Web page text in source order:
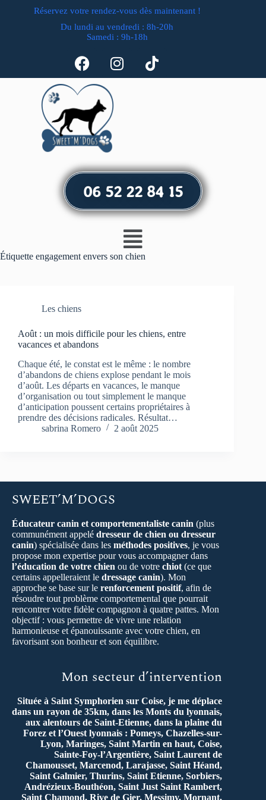
Réservez votre rendez-vous dès maintenant !
Du lundi au vendredi : 8h-20h
Samedi : 9h-18h
06 52 22 84 15
Étiquette engagement envers son chien
Les chiens
Août : un mois difficile pour les chiens, entre
vacances et abandons
Chaque été, le constat est le même : le nombre
d’abandons de chiens explose pendant le mois
d’août. Les départs en vacances, le manque
d’organisation ou tout simplement le manque
d’anticipation poussent certains propriétaires à
prendre des décisions radicales. Résultat…
sabrina Romero
2 août 2025
SWEET’M’DOGS
Éducateur canin et comportementaliste canin (plus
communément appelé dresseur de chien ou dresseur
canin) spécialisée dans les méthodes positives, je vous
propose mon expertise pour vous accompagner dans
l’éducation de votre chien ou de votre chiot (ce que
certains appelleraient le dressage canin). Mon
approche se base sur le renforcement positif, afin de
résoudre tout problème comportemental que pourrait
rencontrer votre fidèle compagnon à quatre pattes. Mon
objectif : vous permettre de vivre une relation
harmonieuse et épanouissante avec votre chien, en
favorisant son bonheur et son équilibre.
Mon secteur d’intervention
Située à Saint Symphorien sur Coise, je me déplace
dans un rayon de 35km, dans les Monts du lyonnais,
aux alentours de Saint-Etienne, dans la plaine du
Forez et l’Ouest lyonnais : Pomeys, Chazelles-sur-
Lyon, Maringes, Saint Martin en haut, Coise,
Sainte-Foy-l’Argentière, Saint Laurent de
Chamousset, Marcenod, Larajasse, Saint Héand,
Saint Galmier, Thurins, Saint Etienne, Sorbiers,
Andrézieux-Bouthéon, Saint Just Saint Rambert,
Saint Chamond, Rive de Gier, Messimy, Mornant,